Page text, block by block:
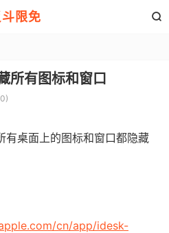
限免 
所有图标和窗口
有桌面上的图标和窗口都隐藏
cn/app/idesk-